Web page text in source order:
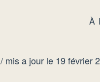
À
/ mis a jour le 19 février